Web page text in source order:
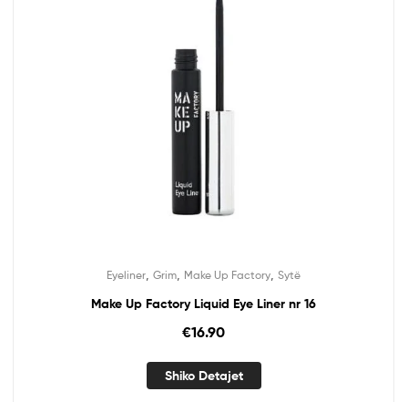
Eyeliner Grim Make Up Factory Sytë
Make Up Factory Liquid Eye Liner nr 16
€16.90
Shiko Detajet